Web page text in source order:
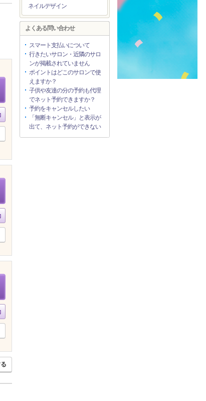
ネイルデザイン
よくある問い合わせ
スマート支払いについて
行きたいサロン・近隣のサロ
ンが掲載されていません
ポイントはどこのサロンで使
えますか？
子供や友達の分の予約も代理
でネット予約できますか？
予約をキャンセルしたい
「無断キャンセル」と表示が
出て、ネット予約ができない